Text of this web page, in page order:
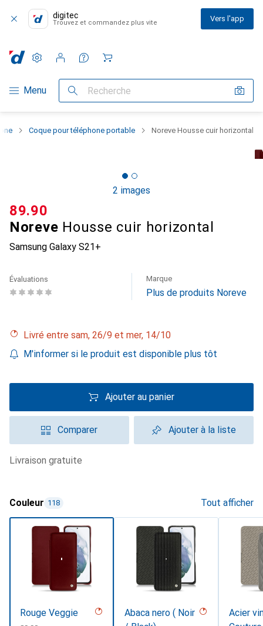
digitec
Trouvez et commandez plus vite Vers l'app
Navigation par catégorie
Menu Recherche
Paramètres
Compte client
Listes de comparaison
Listes d'envies
Panier
Coque pour téléphone portable Noreve Housse cuir horizontal
2 images
Noreve Housse cuir horizontal
Samsung Galaxy S21+
CHF
89.90
Évaluations Marque
Plus de produits Noreve
Livré entre sam, 26/9 et mer, 14/10
M'informer si le produit est disponible plus tôt
Ajouter au panier
Comparer Ajouter à la liste
livraison gratuite
Couleur 118 Tout afficher
Rouge Veggie
Abaca nero ( Noir
Acier